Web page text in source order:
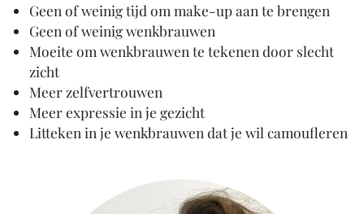
Geen of weinig tijd om make-up aan te brengen
Geen of weinig wenkbrauwen
Moeite om wenkbrauwen te tekenen door slecht
zicht
Meer zelfvertrouwen
Meer expressie in je gezicht
Litteken in je wenkbrauwen dat je wil camoufleren